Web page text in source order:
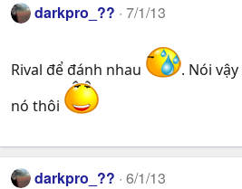
darkpro_?? 7/1/13
Rival để đánh nhau
. Nói
nó thôi
darkpro_?? 6/1/13